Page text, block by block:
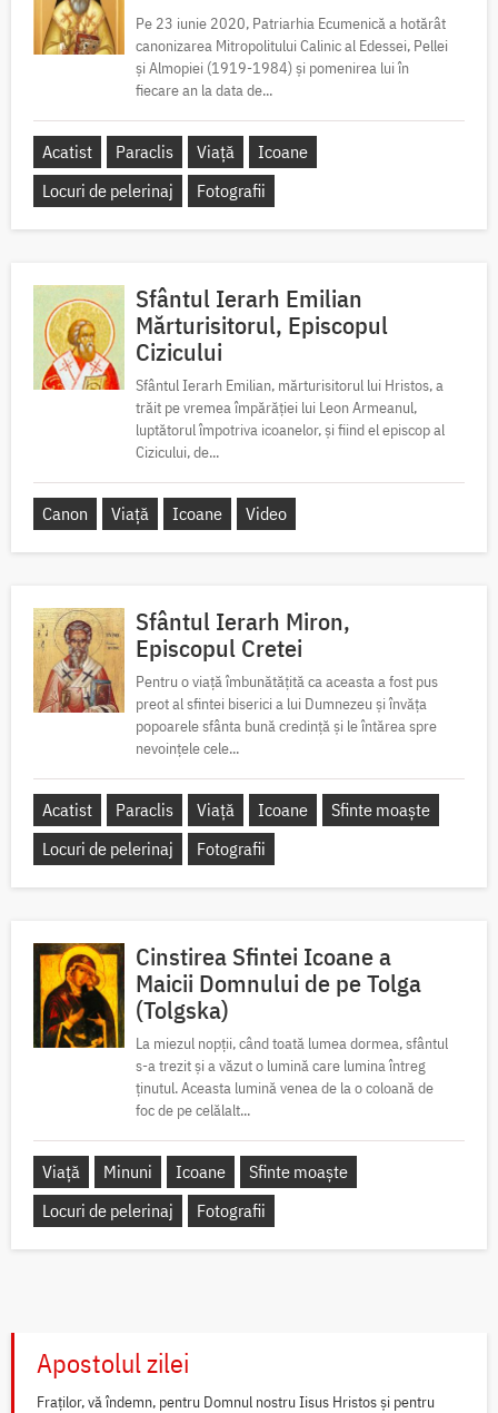
Pe 23 iunie 2020, Patriarhia Ecumenică a hotărât
canonizarea Mitropolitului Calinic al Edessei, Pellei
și Almopiei (1919-1984) și pomenirea lui în
fiecare an la data de...
Acatist Paraclis Viață
Icoane
Locuri de pelerinaj
Fotografii
Sfântul Ierarh Emilian
Mărturisitorul, Episcopul
Cizicului
Sfântul Ierarh Emilian, mărturisitorul lui Hristos, a
trăit pe vremea împărăției lui Leon Armeanul,
luptătorul împotriva icoanelor, și fiind el episcop al
Cizicului, de...
Canon Viață Icoane Video
Sfântul Ierarh Miron,
Episcopul Cretei
Pentru o viață îmbunătățită ca aceasta a fost pus
preot al sfintei biserici a lui Dumnezeu și învăța
popoarele sfânta bună credință și le întărea spre
nevoințele cele...
Acatist Paraclis Viață Icoane
Sfinte moaște
Locuri de pelerinaj
Fotografii
Cinstirea Sfintei Icoane a
Maicii Domnului de pe Tolga
(Tolgska)
La miezul nopții, când toată lumea dormea, sfântul
s-a trezit și a văzut o lumină care lumina întreg
ținutul. Aceasta lumină venea de la o coloană de
foc de pe celălalt...
Viață Minuni Icoane
Sfinte moaște
Locuri de pelerinaj
Fotografii
Apostolul zilei
Fraților, vă îndemn, pentru Domnul nostru Iisus Hristos și pentru